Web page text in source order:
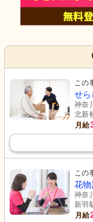
この
せ
神奈
北新
月給
この
花
神奈
新羽
月給